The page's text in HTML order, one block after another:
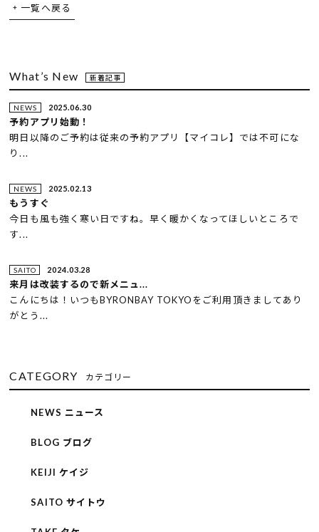
一覧へ戻る
What’s New 新着記事
NEWS 2025.06.30
予約アプリ始動！
明日以降のご予約は従来の予約アプリ【マイコレ】では不可にな
り...
NEWS 2025.02.13
もうすぐ
今日も風も強く寒い日ですね。早く暖かくなってほしいところで
す...
SAITO 2024.03.28
来月は改装するので新メニュ...
こんにちは！いつもBYRONBAY TOKYOをご利用頂きましてあり
がとう...
CATEGORY カテゴリー
NEWS ニュース
BLOG ブログ
KEIJI ケイジ
SAITO サイトウ